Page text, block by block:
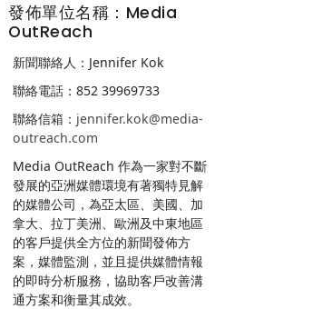
發佈單位名稱：Media
OutReach
新聞聯絡人：Jennifer Kok
聯絡電話：852 39969733
聯絡信箱： jennifer.kok@media-
outreach.com
Media OutReach 作為一家對不斷
發展的亞洲媒體環境有著獨特見解
的媒體公司，為亞太區、美國、加
拿大、拉丁美洲、歐洲及中東地區
的客戶提供全方位的新聞發佈方
案，媒體監測，並且提供媒體情報
的即時分析服務，協助客戶改善溝
通方案和衡量其成效。